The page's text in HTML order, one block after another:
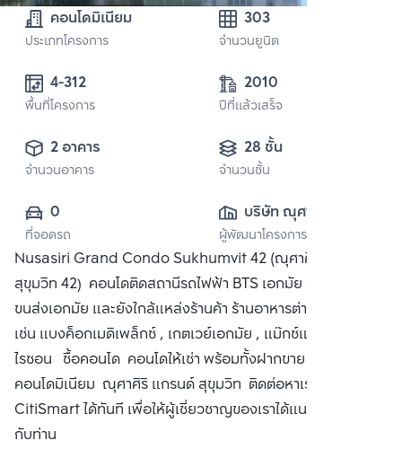
คอนโดมิเนียม
ประเภทโครงการ
303
จำนวนยูนิต
4-312
พื้นที่โครงการ
2010
ปีที่แล้วเสร็จ
2 อาคาร
จำนวนอาคาร
28 ชั้น
จำนวนชั้น
0
ที่จอดรถ
บริษัท ณุศาศิริ
จำกัด (มหาชน)
ผู้พัฒนาโครงการ
Nusasiri Grand Condo Sukhumvit 42 (ณุศาศิริ แกรนด์
สุขุมวิท 42) คอนโดติดสถานีรถไฟฟ้า BTS เอกมัย ข้างสถานี
ขนส่งเอกมัย และยังใกล้แหล่งร้านค้า ร้านอาหารต่างๆ มากมาย
เช่น แบงค็อกเมดิเพล็กซ์ , เกตเวย์เอกมัย , แม๊กซ์แวลู่ , เดอะฮอ
ไรซอน ซื้อคอนโด คอนโดให้เช่า พร้อมทั้งฝากขาย
คอนโดมิเนียม ณุศาศิริ แกรนด์ สุขุมวิท ติดต่อหาเรา Bangkok
CitiSmart ได้ทันที เพื่อให้ผู้เชี่ยวชาญของเราได้แนะนำคอนโดให้
กับท่าน